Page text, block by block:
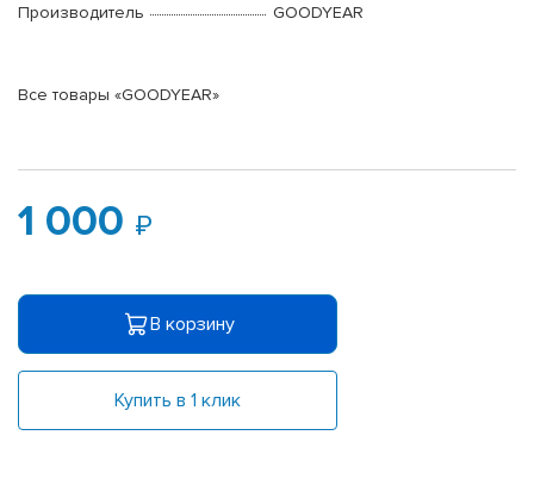
Производитель
GOODYEAR
Все товары «GOODYEAR»
1 000
В корзину
Купить в 1 клик